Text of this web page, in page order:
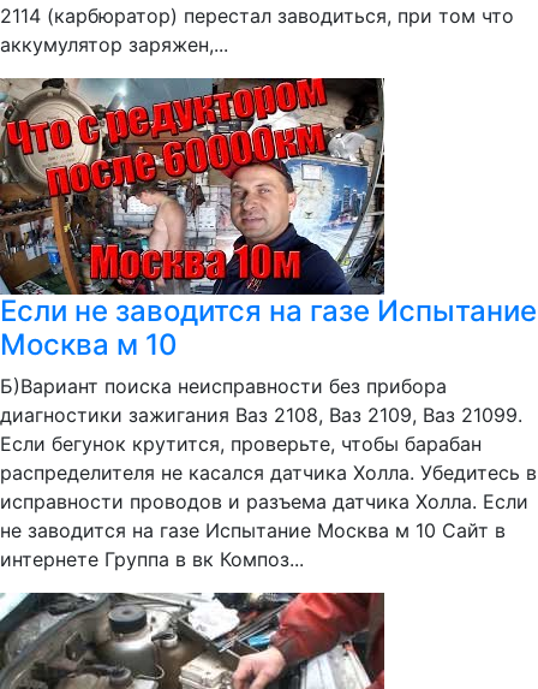
2114 (карбюратор) перестал заводиться, при том что
аккумулятор заряжен,...
Если не заводится на газе Испытание
Москва м 10
Б)Вариант поиска неисправности без прибора
диагностики зажигания Ваз 2108, Ваз 2109, Ваз 21099.
Если бегунок крутится, проверьте, чтобы барабан
распределителя не касался датчика Холла. Убедитесь в
исправности проводов и разъема датчика Холла. Если
не заводится на газе Испытание Москва м 10 Сайт в
интернете Группа в вк Композ...